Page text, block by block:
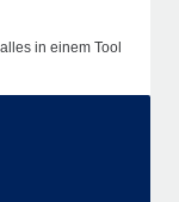
in einem Tool